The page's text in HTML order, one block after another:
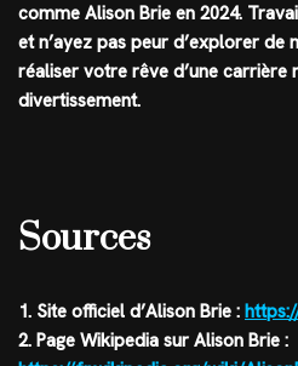
comme Alison Brie en 2024.
et n’ayez pas peur d’explorer de
réaliser votre rêve d’une carrière
divertissement.
Sources
1. Site officiel d’Alison Brie :
2. Page Wikipedia sur Alison Brie :